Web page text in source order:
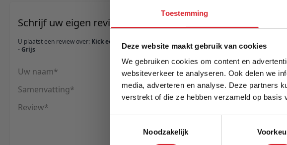
Toestemming
Deze website maakt gebruik van cookies
We gebruiken cookies om content en
websiteverkeer te analyseren. Ook delen we
media, adverteren en analyse. Deze partners
verstrekt of die ze hebben verzameld op basis
Noodzakelijk
Schrijf uw eigen review
U plaatst een review over: Kick eetkamerstoel Job
- Grijs
Uw naam
Samenvatting
Review
Schrijf je in